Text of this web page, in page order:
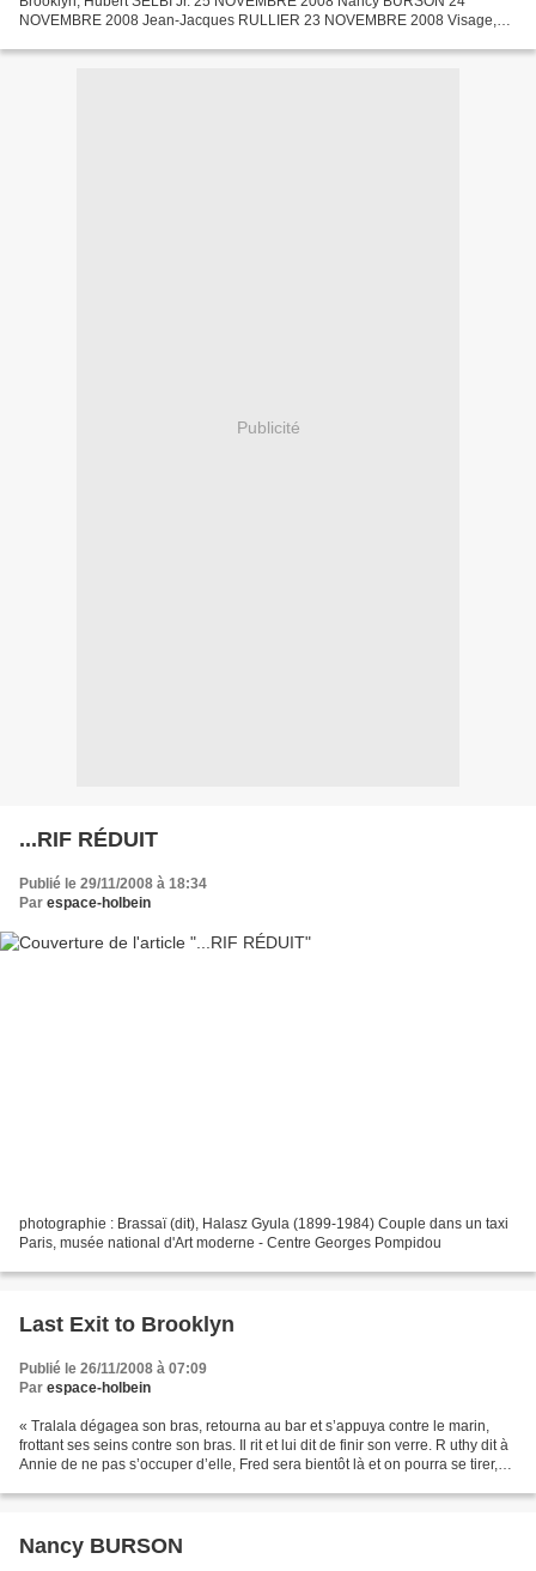
NOVEMBRE 2008 Jean-Jacques RULLIER 23 NOVEMBRE 2008 Visage,
NOVEMBRE...
Publicité
...RIF RÉDUIT
Publié le 29/11/2008 à 18:34
Par espace-holbein
photographie : Brassaï (dit), Halasz Gyula (1899-1984) Couple dans un taxi
Paris, musée national d'Art moderne - Centre Georges Pompidou
Last Exit to Brooklyn
Publié le 26/11/2008 à 07:09
Par espace-holbein
« Tralala dégagea son bras, retourna au bar et s’appuya contre le marin,
frottant ses seins contre son bras. Il rit et lui dit de finir son verre. R uthy dit à
Annie de ne pas s’occuper d’elle, Fred sera bientôt là et on pourra se tirer,
Nancy BURSON